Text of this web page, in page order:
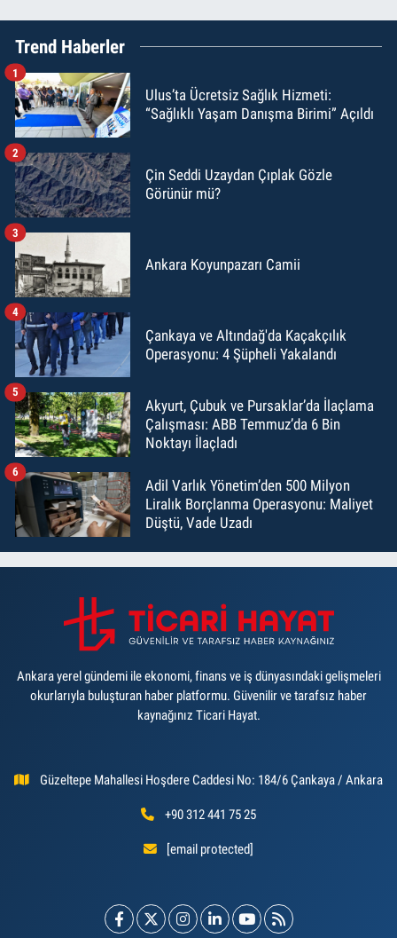
Trend Haberler
Ulus’ta Ücretsiz Sağlık Hizmeti:
“Sağlıklı Yaşam Danışma Birimi” Açıldı
1
Çin Seddi Uzaydan Çıplak Gözle
Görünür mü?
2
Ankara Koyunpazarı Camii
3
Çankaya ve Altındağ'da Kaçakçılık
Operasyonu: 4 Şüpheli Yakalandı
4
Akyurt, Çubuk ve Pursaklar’da İlaçlama
Çalışması: ABB Temmuz’da 6 Bin
Noktayı İlaçladı
5
Adil Varlık Yönetim’den 500 Milyon
Liralık Borçlanma Operasyonu: Maliyet
Düştü, Vade Uzadı
6
Ankara yerel gündemi ile ekonomi, finans ve iş dünyasındaki gelişmeleri
okurlarıyla buluşturan haber platformu. Güvenilir ve tarafsız haber
kaynağınız Ticari Hayat.
Güzeltepe Mahallesi Hoşdere Caddesi No: 184/6 Çankaya / Ankara
+90 312 441 75 25
[email protected]